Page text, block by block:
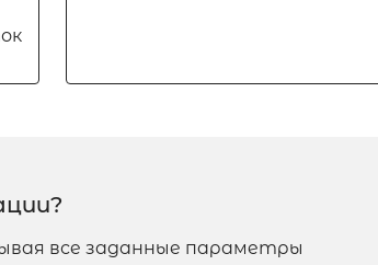
все заданные параметры